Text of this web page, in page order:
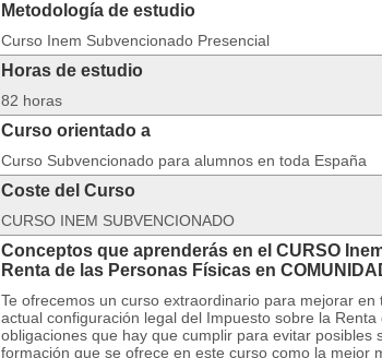
Metodología de estudio
Curso Inem Subvencionado Presencial
Horas de estudio
82 horas
Curso orientado a
Curso Subvencionado para alumnos en toda España
Coste del Curso
CURSO INEM SUBVENCIONADO
Conceptos que aprenderás en el CURSO
Renta de las Personas Físicas en
Te ofrecemos un curso extraordinario para mejorar
actual configuración legal del Impuesto sobre la
obligaciones que hay que cumplir para evitar posibles
formación que se ofrece en este curso como la mejor